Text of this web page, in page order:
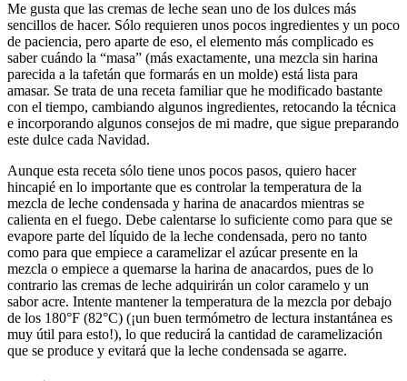
Me gusta que las cremas de leche sean uno de los dulces más
sencillos de hacer. Sólo requieren unos pocos ingredientes y un poco
de paciencia, pero aparte de eso, el elemento más complicado es
saber cuándo la “masa” (más exactamente, una mezcla sin harina
parecida a la tafetán que formarás en un molde) está lista para
amasar. Se trata de una receta familiar que he modificado bastante
con el tiempo, cambiando algunos ingredientes, retocando la técnica
e incorporando algunos consejos de mi madre, que sigue preparando
este dulce cada Navidad.
Aunque esta receta sólo tiene unos pocos pasos, quiero hacer
hincapié en lo importante que es controlar la temperatura de la
mezcla de leche condensada y harina de anacardos mientras se
calienta en el fuego. Debe calentarse lo suficiente como para que se
evapore parte del líquido de la leche condensada, pero no tanto
como para que empiece a caramelizar el azúcar presente en la
mezcla o empiece a quemarse la harina de anacardos, pues de lo
contrario las cremas de leche adquirirán un color caramelo y un
sabor acre. Intente mantener la temperatura de la mezcla por debajo
de los 180°F (82°C) (¡un buen termómetro de lectura instantánea es
muy útil para esto!), lo que reducirá la cantidad de caramelización
que se produce y evitará que la leche condensada se agarre.